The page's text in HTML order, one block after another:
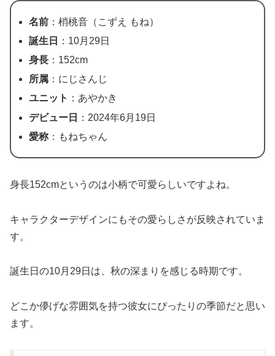
名前 ：梢桃音（こずえ もね）
誕生日
：10月29日
身長 ：152cm
所属 ：にじさんじ
ユニット ：あやかき
デビュー日
：2024年6月19日
愛称 ：もねちゃん
身長152cmというのは小柄で可愛らしいですよね。
キャラクターデザインにもその愛らしさが反映されていま
す。
誕生日の10月29日は、秋の深まりを感じる時期です。
どこか儚げな雰囲気を持つ彼女にぴったりの季節だと思い
ます。